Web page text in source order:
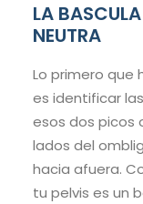
LA
NEUTRA
Lo primero que
es identificar
esos dos picos
lados del
hacia afuera.
tu pelvis es un